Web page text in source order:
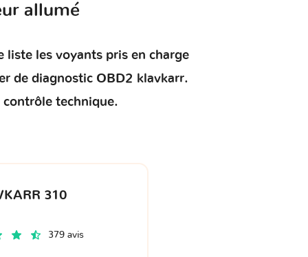
allumé
liste les voyants pris en charge
de diagnostic OBD2 klavkarr.
technique.
310
379 avis